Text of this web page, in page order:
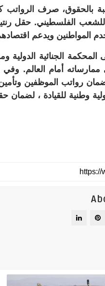
بالحقوق، صرف الرواتب
للشعب الفلسطيني.
المواطنين ويدعم
المحكمة الجنائية
أمام العالم.
رواتب الموظفين
وطنية للقيادة ، لضمان